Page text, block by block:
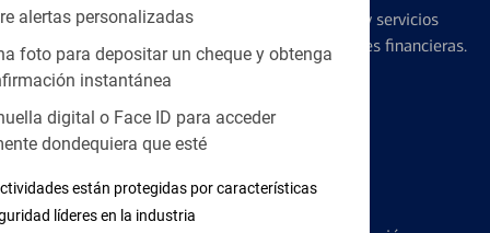
alertas personalizadas
foto para depositar un cheque y obtenga
instantánea
digital o Face ID para acceder
dondequiera que esté
están protegidas por características
líderes en la industria
Ofrecemos una amplia gama de productos y servicios
diseñados para ayudar con todas sus necesidades financieras.
Tarjetas de Crédito